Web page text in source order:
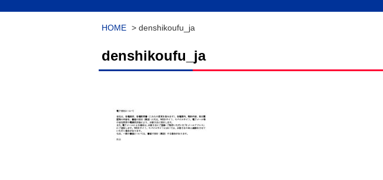
HOME > denshikoufu_ja
denshikoufu_ja